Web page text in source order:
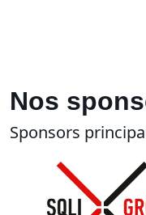
Nos
Sponsors